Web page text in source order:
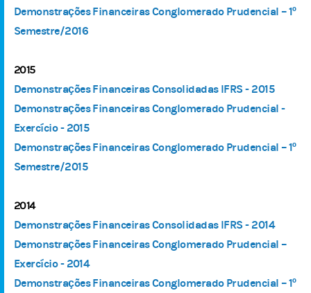
Demonstrações Financeiras Conglomerado Prudencial – 1º
Semestre/2016
2015
Demonstrações Financeiras Consolidadas IFRS - 2015
Demonstrações Financeiras Conglomerado Prudencial -
Exercício - 2015
Demonstrações Financeiras Conglomerado Prudencial – 1º
Semestre/2015
2014
Demonstrações Financeiras Consolidadas IFRS - 2014
Demonstrações Financeiras Conglomerado Prudencial –
Exercício - 2014
Demonstrações Financeiras Conglomerado Prudencial – 1º